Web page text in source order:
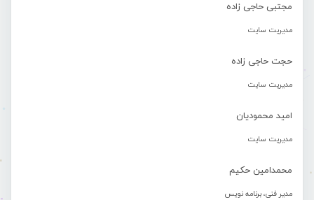
مجتبی حاجی زاده
مدیریت سایت
حجت حاجی زاده
مدیریت سایت
امید محمودیان
مدیریت سایت
محمدامین حکیم
مدیر فنی، برنامه نویس